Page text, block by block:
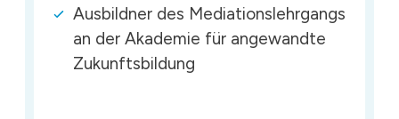
Ausbildner des Mediationslehrgangs
an der Akademie für angewandte
Zukunftsbildung